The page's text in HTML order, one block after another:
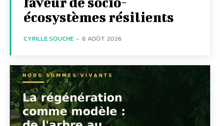
écosystèmes résilients
CYRILLE SOUCHE - 6 AOÛT 2026